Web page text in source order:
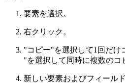
要素を選択。
右クリック。
"コピー"を選択して1回だけ
"を選択して同時に複数のコ
新しい要素およびフィール